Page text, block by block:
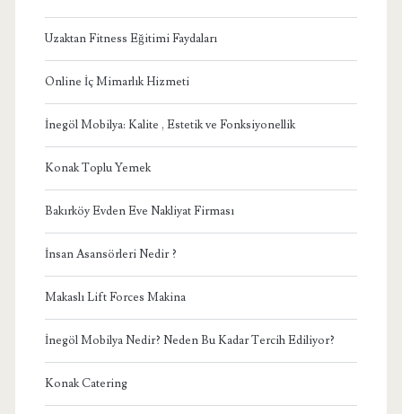
Uzaktan Fitness Eğitimi Faydaları
Online İç Mimarlık Hizmeti
İnegöl Mobilya: Kalite , Estetik ve Fonksiyonellik
Konak Toplu Yemek
Bakırköy Evden Eve Nakliyat Firması
İnsan Asansörleri Nedir ?
Makaslı Lift Forces Makina
İnegöl Mobilya Nedir? Neden Bu Kadar Tercih Ediliyor?
Konak Catering